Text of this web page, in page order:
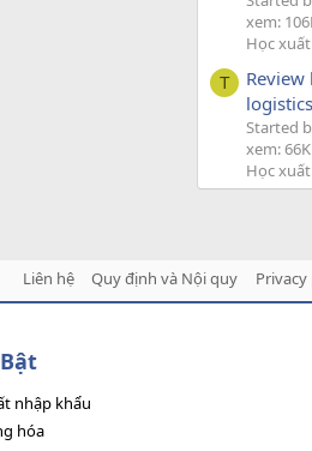
xem:
Học
T
Review
Started
xem: 66K
Học
Liên hệ Quy định và Nội quy
nhập khẩu
hóa